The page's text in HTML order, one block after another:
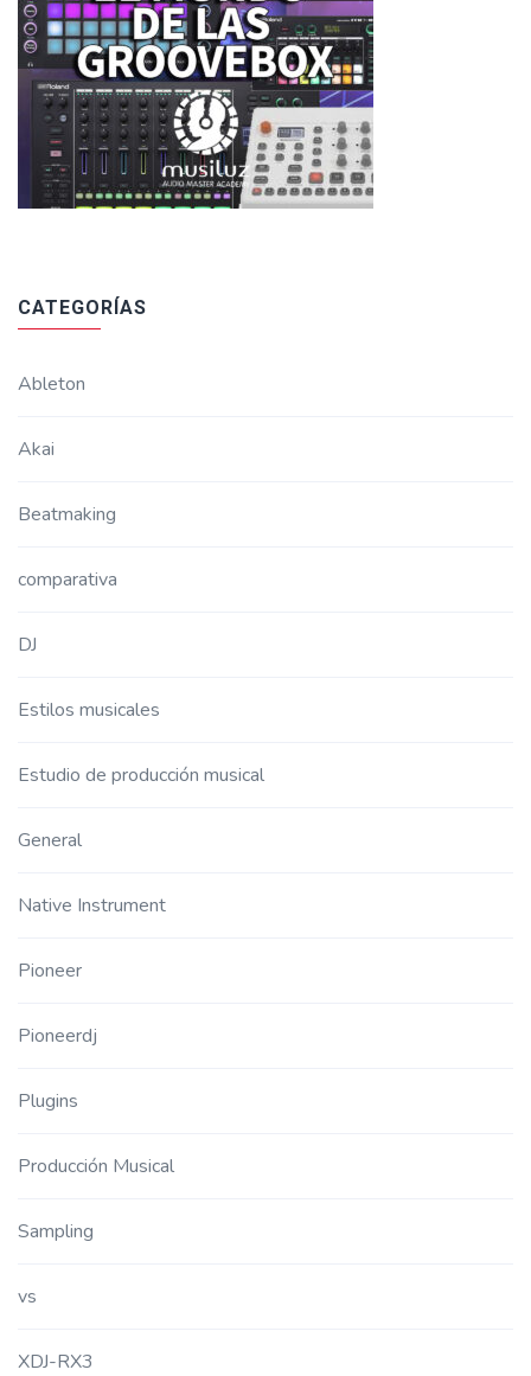
CATEGORÍAS
Ableton
Akai
Beatmaking
comparativa
DJ
Estilos musicales
Estudio de producción musical
General
Native Instrument
Pioneer
Pioneerdj
Plugins
Producción Musical
Sampling
vs
XDJ-RX3